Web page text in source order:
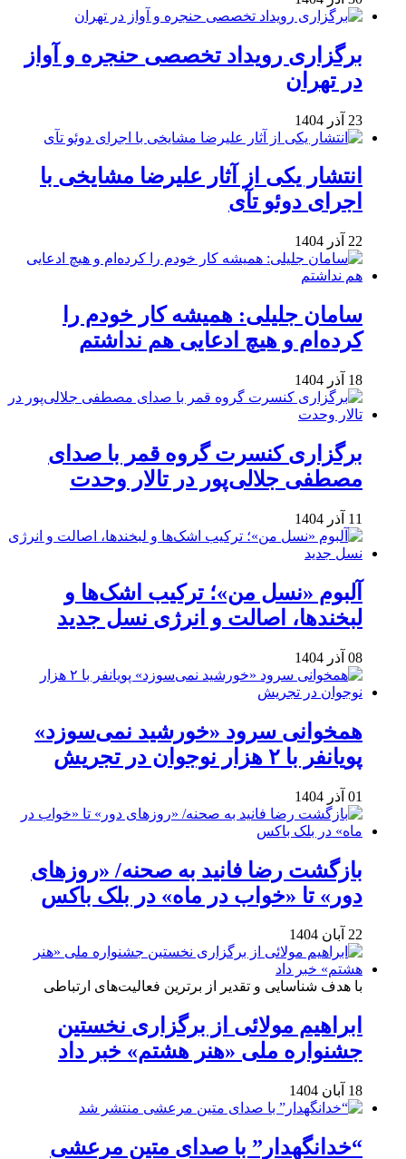
برگزاری رویداد تخصصی حنجره و آواز
در تهران
23 آذر 1404
انتشار یکی از آثار علیرضا مشایخی با
اجرای دوئو تآی
22 آذر 1404
سامان جلیلی: همیشه کار خودم را
کرده‌ام و هیچ ادعایی هم نداشتم
18 آذر 1404
برگزاری کنسرت گروه قمر با صدای
مصطفی جلالی‌پور در تالار وحدت
11 آذر 1404
آلبوم «نسل من»؛ ترکیب اشک‌ها و
لبخندها، اصالت و انرژی نسل جدید
08 آذر 1404
همخوانی سرود «خورشید نمی‌سوزد»
پویانفر با ۲ هزار نوجوان در تجریش
01 آذر 1404
بازگشت رضا فانید به صحنه/ «روزهای
دور» تا «خواب در ماه» در بلک باکس
22 آبان 1404
با هدف شناسایی و تقدیر از برترین فعالیت‌های ارتباطی
ابراهیم مولائی از برگزاری نخستین
جشنواره ملی «هنر هشتم» خبر داد
18 آبان 1404
“خدانگهدار” با صدای متین مرعشی